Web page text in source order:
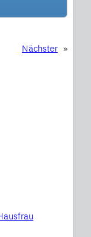
Nächster »